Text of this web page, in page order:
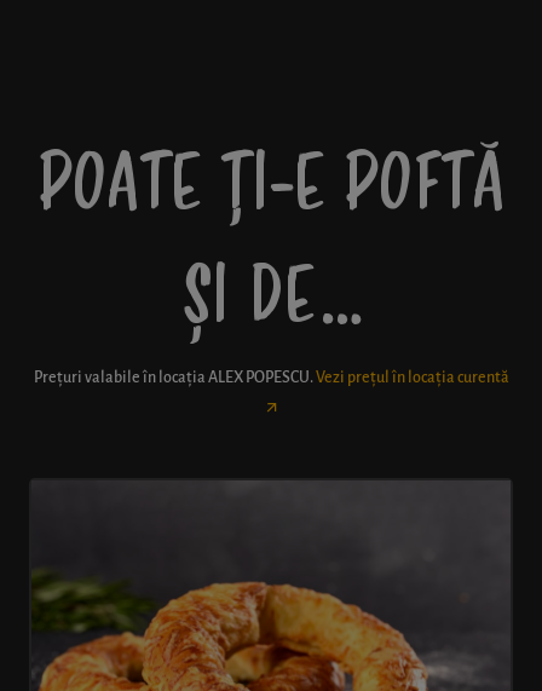
POATE ȚI-E POFTĂ
ȘI DE…
Prețuri valabile în locația ALEX POPESCU. Vezi prețul în locația curentă